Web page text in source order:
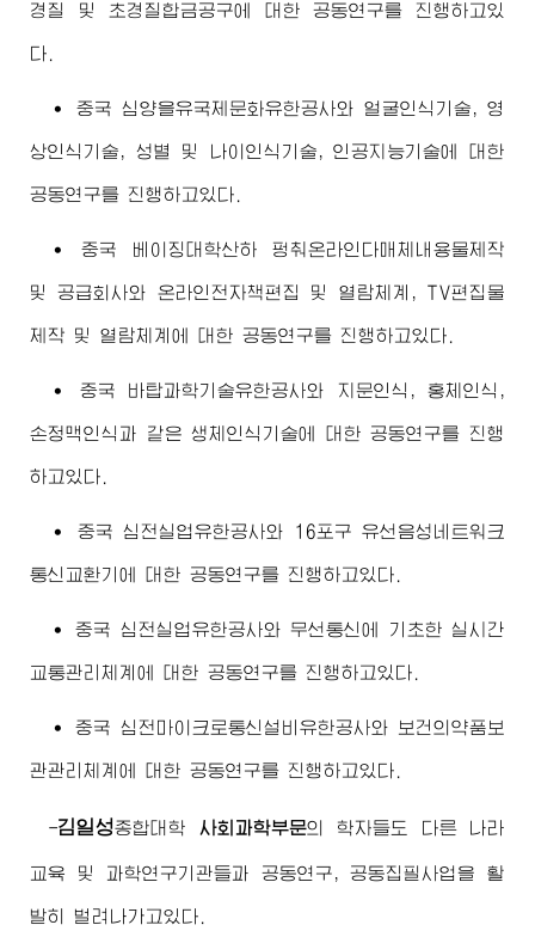
경질 및 초경질합금공구에 대한 공동연구를 진행하고있
다.
∙ 중국 심양을유국제문화유한공사와 얼굴인식기술, 영
상인식기술, 성별 및 나이인식기술, 인공지능기술에 대한
공동연구를 진행하고있다.
∙ 중국 베이징대학산하 펑춰온라인다매체내용물제작
및 공급회사와 온라인전자책편집 및 열람체계, TV편집물
제작 및 열람체계에 대한 공동연구를 진행하고있다.
∙ 중국 바탑과학기술유한공사와 지문인식, 홍체인식,
손정맥인식과 같은 생체인식기술에 대한 공동연구를 진행
하고있다.
∙ 중국 심전실업유한공사와 16포구 유선음성네트워크
통신교환기에 대한 공동연구를 진행하고있다.
∙ 중국 심전실업유한공사와 무선통신에 기초한 실시간
교통관리체계에 대한 공동연구를 진행하고있다.
∙ 중국 심전마이크로통신설비유한공사와 보건의약품보
관관리체계에 대한 공동연구를 진행하고있다.
-김일성종합대학 사회과학부문의 학자들도 다른 나라
교육 및 과학연구기관들과 공동연구, 공동집필사업을 활
발히 벌려나가고있다.